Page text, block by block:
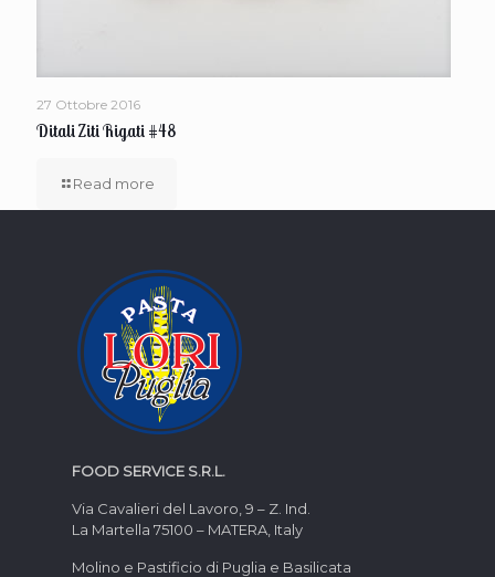
27 Ottobre 2016
Ditali Ziti Rigati #48
Read more
FOOD SERVICE S.R.L.
Via Cavalieri del Lavoro, 9 – Z. Ind.
La Martella 75100 – MATERA, Italy
Molino e Pastificio di Puglia e Basilicata